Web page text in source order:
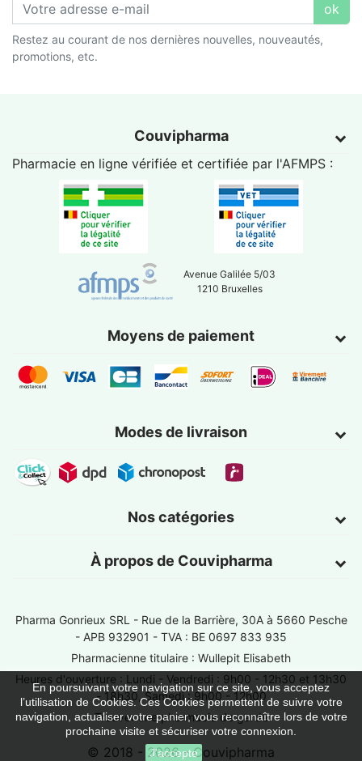
ok
Restez au courant de nos dernières nouvelles, nouveautés,
promotions, etc.
Couvipharma
Pharmacie en ligne vérifiée et certifiée par l'AFMPS :
Avenue Galilée 5/03
1210 Bruxelles
Moyens de paiement
Modes de livraison
Nos catégories
À propos de Couvipharma
En poursuivant votre navigation sur ce site, vous acceptez
l’utilisation de Cookies. Ces Cookies permettent de suivre votre
navigation, actualiser votre panier, vous reconnaître lors de votre
prochaine visite et sécuriser votre connexion.
J'accepte
Pharma Gonrieux SRL - Rue de la Barrière, 30A à 5660 Pesche
- APB 932901 - TVA : BE 0697 833 935
Pharmacienne titulaire : Wullepit Elisabeth
Heures d'ouverture : Lundi - Vendredi : 9h00 - 12h30 et 13h30
- 18h30, Samedi : 9h00 - 12h00
Trouver une pharmacie de garde
© 2018 - 2026 - Couvipharma